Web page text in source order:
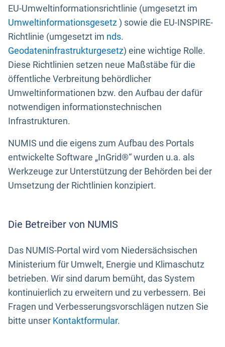
EU-Umweltinformationsrichtlinie (umgesetzt im
Umweltinformationsgesetz) sowie die EU-INSPIRE-
Richtlinie (umgesetzt im nds.
Geodateninfrastrukturgesetz) eine wichtige Rolle.
Diese Richtlinien setzen neue Maßstäbe für die
öffentliche Verbreitung behördlicher
Umweltinformationen bzw. den Aufbau der dafür
notwendigen informationstechnischen
Infrastrukturen.
NUMIS und die eigens zum Aufbau des Portals
entwickelte Software „InGrid®“ wurden u.a. als
Werkzeuge zur Unterstützung der Behörden bei der
Umsetzung der Richtlinien konzipiert.
Die Betreiber von NUMIS
Das NUMIS-Portal wird vom Niedersächsischen
Ministerium für Umwelt, Energie und Klimaschutz
betrieben. Wir sind darum bemüht, das System
kontinuierlich zu erweitern und zu verbessern. Bei
Fragen und Verbesserungsvorschlägen nutzen Sie
bitte unser Kontaktformular.